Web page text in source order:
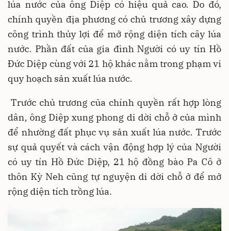
lúa nước của ông Diệp có hiệu quả cao. Do đó,
chính quyền địa phương có chủ trương xây dựng
công trình thủy lợi để mở rộng diện tích cây lúa
nước. Phần đất của gia đình Người có uy tín Hồ
Đức Diệp cùng với 21 hộ khác nằm trong phạm vi
quy hoạch sản xuất lúa nước.
Trước chủ trương của chính quyền rất hợp lòng
dân, ông Diệp xung phong di dời chỗ ở của mình
để nhường đất phục vụ sản xuất lúa nước. Trước
sự quả quyết và cách vận động hợp lý của Người
có uy tín Hồ Đức Diệp, 21 hộ đồng bào Pa Cô ở
thôn Kỳ Neh cũng tự nguyện di dời chỗ ở để mở
rộng diện tích trồng lúa.